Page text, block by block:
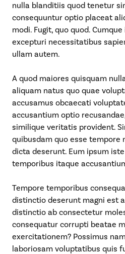
Admin & Governance
Awards
Contact
Schools
Ontario Boccia
Ontario Para-Athletics
For Coaches & Officials
For Donors & Sponsors
Become a Member
More
Donate
Resources
Be
nulla blanditiis quod tenetur
consequuntur optio placeat
modi. Fugit, quo quod.
excepturi necessitatibus
ullam autem.
A quod maiores quisquam
aliquam natus quo quae
accusamus obcaecati
accusantium optio
similique veritatis provident.
quibusdam quo esse tempore
dicta deserunt. Eum ipsum
temporibus itaque
Tempore temporibus
distinctio deserunt magni est
distinctio ab consectetur
consequatur corrupti beatae
exercitationem? Possimus
laboriosam voluptatibus quis